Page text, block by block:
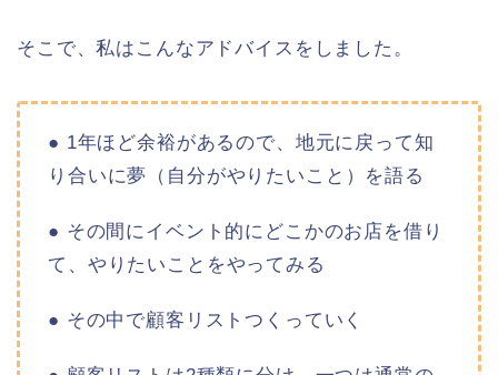
そこで、私はこんなアドバイスをしました。
● 1年ほど余裕があるので、地元に戻って知
り合いに夢（自分がやりたいこと）を語る
● その間にイベント的にどこかのお店を借り
て、やりたいことをやってみる
● その中で顧客リストつくっていく